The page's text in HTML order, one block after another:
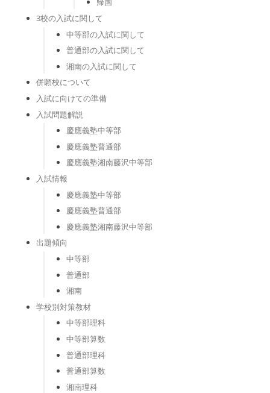
3校の入試に関して
中等部の入試に関して
普通部の入試に関して
湘南の入試に関して
併願校について
入試に向けての準備
入試問題解説
慶應義塾中等部
慶應義塾普通部
慶應義塾湘南藤沢中等部
入試情報
慶應義塾中等部
慶應義塾普通部
慶應義塾湘南藤沢中等部
出題傾向
中等部
普通部
湘南
学校別対策教材
中等部理科
中等部算数
普通部理科
普通部算数
湘南理科